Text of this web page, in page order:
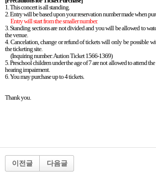
1. This concert is all standing.
2. Entry will be based upon your reservation number made when
Entry will start from the smaller number.
3. Standing sections are not divided and you will be allowed to
the venue.
4. Cancelation, change or refund of tickets will only be possible
the ticketing site.
(Inquiring number: Aution Ticket 1566-1369)
5. Preschool children under the age of 7 are not allowed to attend
hearing impairment.
6. You may purchase up to 4 tickets.
Thank you.
이전글 다음글